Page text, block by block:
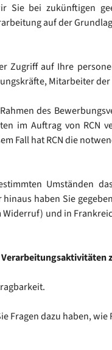
bei zukünftigen
auf der
Zugriff auf Ihre
Mitarbeiter
des
im Auftrag von RCN
Fall hat RCN die
Umständen
haben Sie
und in
Fragen dazu haben,